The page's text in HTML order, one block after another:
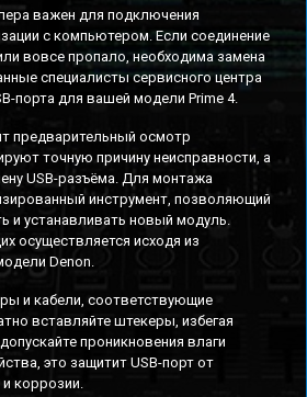
важен для подключения
с компьютером. Если соединение
вовсе пропало, необходима замена
специалисты сервисного центра
порта для вашей модели Prime 4.
предварительный осмотр
точную причину неисправности, а
USB-разъёма. Для монтажа
инструмент, позволяющий
и устанавливать новый модуль.
осуществляется исходя из
Denon.
и кабели, соответствующие
вставляйте штекеры, избегая
проникновения влаги
это защитит USB-порт от
коррозии.